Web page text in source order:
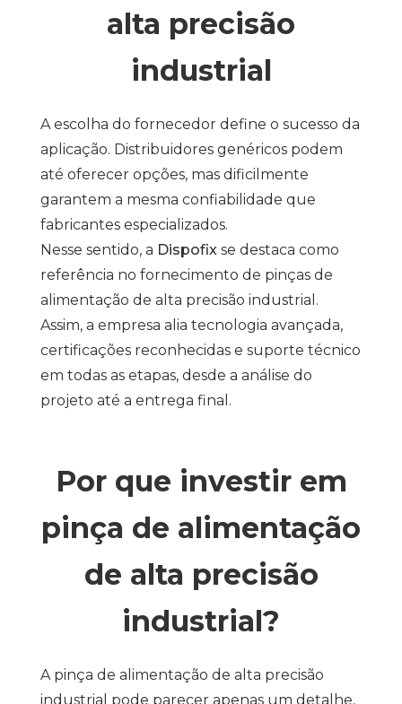
alta precisão
industrial
A escolha do fornecedor define o sucesso da
aplicação. Distribuidores genéricos podem
até oferecer opções, mas dificilmente
garantem a mesma confiabilidade que
fabricantes especializados.
Nesse sentido, a Dispofixse destaca como
referência no fornecimento de pinças de
alimentação de alta precisão industrial.
Assim, a empresa alia tecnologia avançada,
certificações reconhecidas e suporte técnico
em todas as etapas, desde a análise do
projeto até a entrega final.
Por que investir em
pinça de alimentação
de alta precisão
industrial?
A pinça de alimentação de alta precisão
industrial pode parecer apenas um detalhe,